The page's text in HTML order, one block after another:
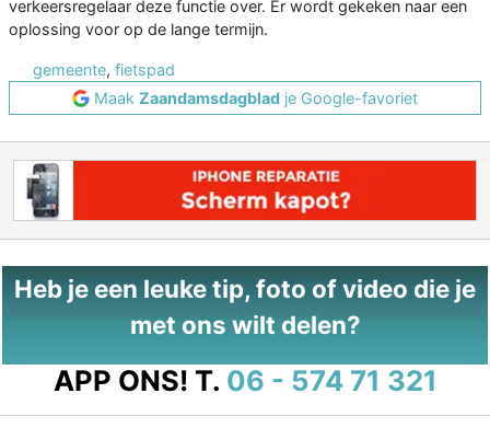
verkeersregelaar deze functie over. Er wordt gekeken naar een
oplossing voor op de lange termijn.
gemeente, fietspad
Maak Zaandamsdagblad je Google-favoriet
Heb je een leuke tip, foto of video die je
met ons wilt delen?
APP ONS! T. 06 - 574 71 321